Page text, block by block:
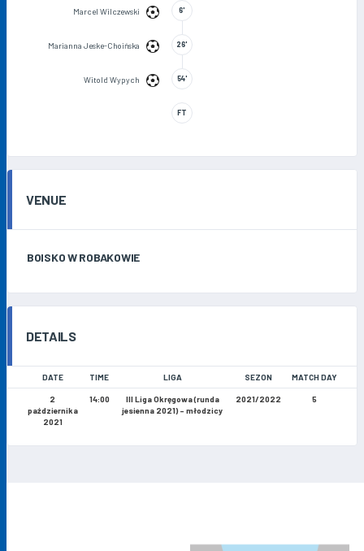
Marcel Wilczewski 6'
Marianna Jeske-Choińska 26'
Witold Wypych 54'
FT
VENUE
BOISKO W ROBAKOWIE
DETAILS
DATE TIME LIGA SEZON MATCH DAY
2
października
2021
14:00
III Liga Okręgowa (runda
jesienna 2021) - młodzicy
2021/2022 5